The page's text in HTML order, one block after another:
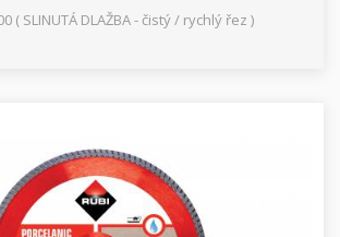
( SLINUTÁ DLAŽBA - čistý / rychlý řez )